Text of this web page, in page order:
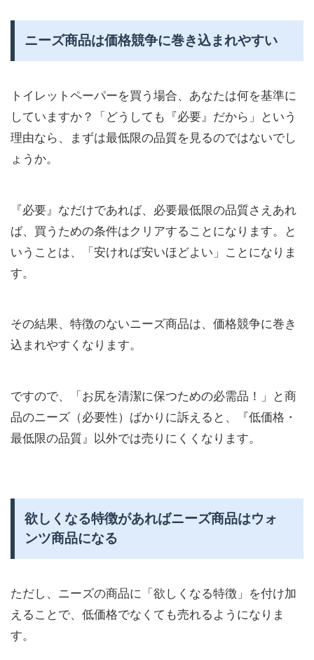
ニーズ商品は価格競争に巻き込まれやすい
トイレットペーパーを買う場合、あなたは何を基準に
していますか？「どうしても『必要』だから」という
理由なら、まずは最低限の品質を見るのではないでし
ょうか。
『必要』なだけであれば、必要最低限の品質さえあれ
ば、買うための条件はクリアすることになります。と
いうことは、「安ければ安いほどよい」ことになりま
す。
その結果、特徴のないニーズ商品は、価格競争に巻き
込まれやすくなります。
ですので、「お尻を清潔に保つための必需品！」と商
品のニーズ（必要性）ばかりに訴えると、『低価格・
最低限の品質』以外では売りにくくなります。
欲しくなる特徴があればニーズ商品はウォ
ンツ商品になる
ただし、ニーズの商品に「欲しくなる特徴」を付け加
えることで、低価格でなくても売れるようになりま
す。